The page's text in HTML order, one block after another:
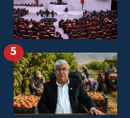
5